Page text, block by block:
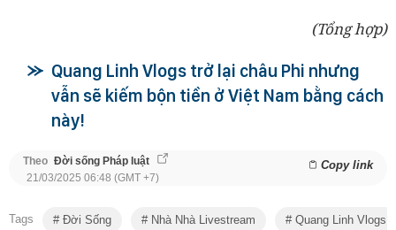
(Tổng hợp)
Quang Linh Vlogs trở lại châu Phi nhưng
vẫn sẽ kiếm bộn tiền ở Việt Nam bằng cách
này!
Theo Đời sống Pháp luật Copy link
21/03/2025 06:48 (GMT +7)
Tags Đời Sống Nhà Nhà Livestream Quang Linh Vlogs